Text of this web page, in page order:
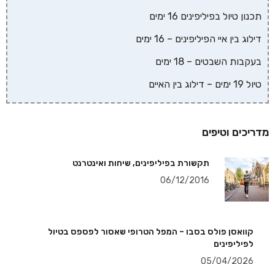
תכנון טיול בפיליפינים 16 ימים
דילוג בין איי הפיליפינים – 16 ימים
בעקבות השבטים – 18 ימים
טיול 19 ימים – דילוג בין האיים
מדריכים וטיפים
תקשורת בפיליפינים, שיחות ואינטרנט
06/12/2016
קוואסן פולס בסבו – המפל הטרופי שאסור לפספס בטיול
לפיליפינים
05/04/2026